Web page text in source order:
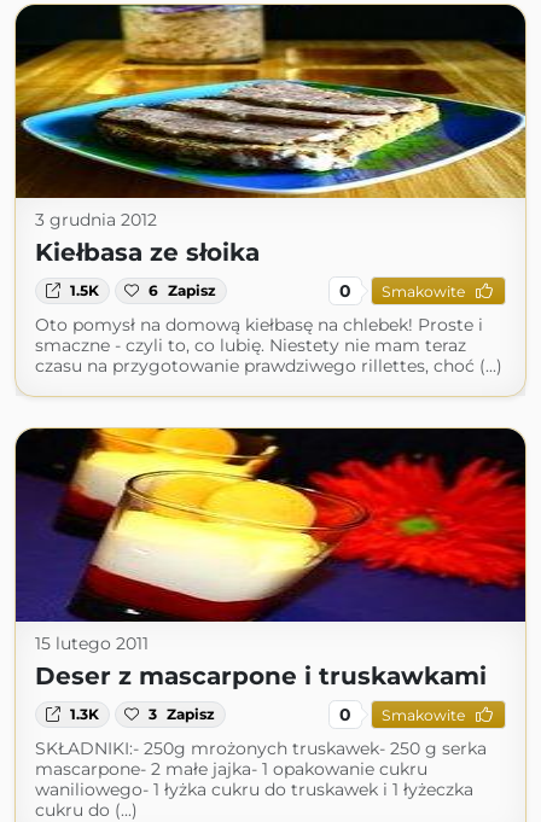
3 grudnia 2012
Kiełbasa ze słoika
1.5K 6 Zapisz 0 Smakowite
Oto pomysł na domową kiełbasę na chlebek! Proste i
smaczne - czyli to, co lubię. Niestety nie mam teraz
czasu na przygotowanie prawdziwego rillettes, choć (...)
15 lutego 2011
Deser z mascarpone i truskawkami
1.3K 3 Zapisz 0 Smakowite
SKŁADNIKI:- 250g mrożonych truskawek- 250 g serka
mascarpone- 2 małe jajka- 1 opakowanie cukru
waniliowego- 1 łyżka cukru do truskawek i 1 łyżeczka
cukru do (...)